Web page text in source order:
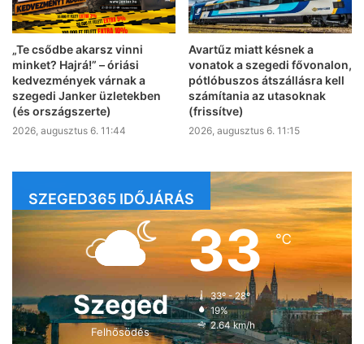
„Te csődbe akarsz vinni
minket? Hajrá!” – óriási
kedvezmények várnak a
szegedi Janker üzletekben
(és országszerte)
2026, augusztus 6. 11:44
Avartűz miatt késnek a
vonatok a szegedi fővonalon,
pótlóbuszos átszállásra kell
számítania az utasoknak
(frissítve)
2026, augusztus 6. 11:15
SZEGED365 IDŐJÁRÁS
Szeged
Felhősödés
33℃
33º - 28º
19%
2.64 km/h